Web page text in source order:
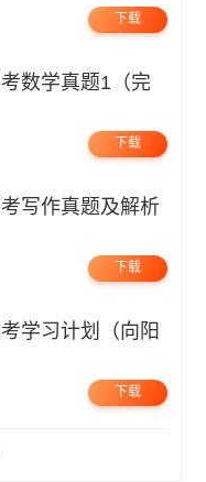
下载
下载
下载
下载